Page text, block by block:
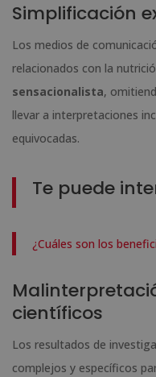
Simplificación
Los medios de
relacionados con la
sensacionalista,
llevar a interpretaciones
equivocadas.
Te puede
¿Cuáles son los
científicos
Los resultados de
complejos y específicos